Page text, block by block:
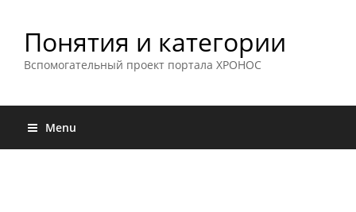
Понятия и категории
Вспомогательный проект портала ХРОНОС
Menu